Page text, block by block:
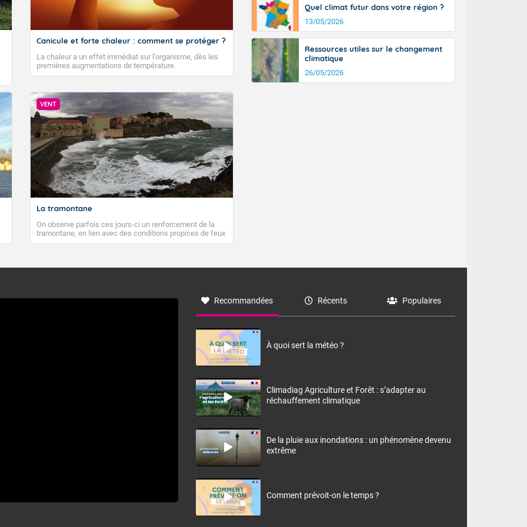
Canicule et forte chaleur : comment se protéger ?
La chaleur a un effet immédiat sur l’organisme, dès les
premières augmentations de température.
VENT
La tramontane
On observe parfois ces jours-ci un renforcement de la
tramontane, en lien avec des conditions propices de feux
de forêt. Mais qu'est-ce que la tramontane ? Quelles sont
à nord-ouest, dans un secteur qui part du Roussillon à la
monts, en allusion aux régions montagneuses d’où
Quel climat futur dans votre région ?
13/05/2026
Ressources utiles sur le changement
climatique
26/05/2026
Recommandées Récents Populaires
À quoi sert la météo ?
Climadiag Agriculture et Forêt : s’adapter au
réchauffement climatique
De la pluie aux inondations : un phénomène devenu
extrême
Comment prévoit-on le temps ?